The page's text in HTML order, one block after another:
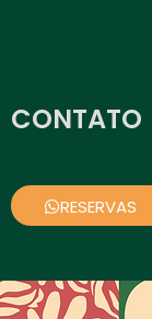
CONTATO
RESERVAS